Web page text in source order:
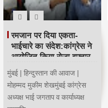
रमजान पर दिया एकता-
भाईचारे का संदेश:कांग्रेस ने
आयोजित किया रोजा इफ्तार
मुंबई | हिन्दुस्तान की आवाज |
मोहम्मद मुकीम शेखमुंबई कांग्रेस
अध्यक्ष भाई जगताप व कार्याध्यक्ष